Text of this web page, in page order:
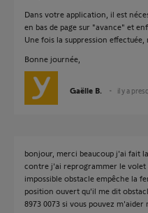
Dans votre application, il est
en bas de page sur "avance" et
Une fois la suppression
Bonne journée,
Gaëlle B. il y a
bonjour, merci beaucoup j'ai fait
contre j'ai reprogrammer le
impossible obstacle empêche la
position ouvert qu'il me dit
8973 0073 si vous pouvez m'aider